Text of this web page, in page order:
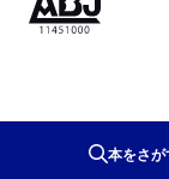
本をさが